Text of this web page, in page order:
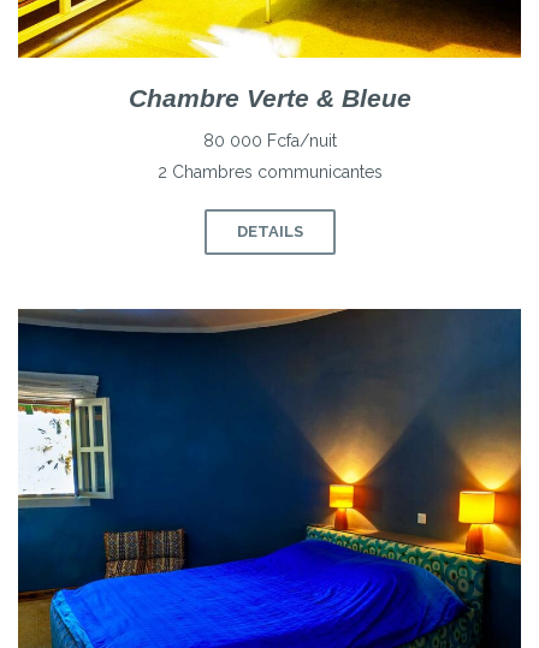
Chambre Verte & Bleue
80 000 Fcfa/nuit
2 Chambres communicantes
DETAILS